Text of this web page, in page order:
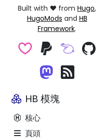
Built with ❤️ from Hugo,
HugoMods and HB
Framework.
HB 模塊
核心
頁頭